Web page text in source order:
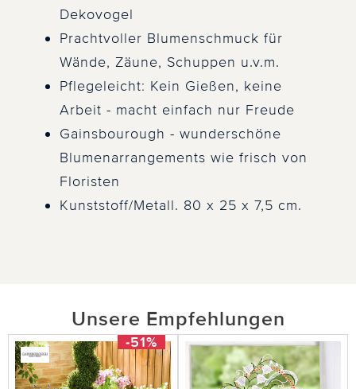
Dekovogel
Prachtvoller Blumenschmuck für
Wände, Zäune, Schuppen u.v.m.
Pflegeleicht: Kein Gießen, keine
Arbeit - macht einfach nur Freude
Gainsbourough - wunderschöne
Blumenarrangements wie frisch von
Floristen
Kunststoff/Metall. 80 x 25 x 7,5 cm.
Unsere Empfehlungen
-51%